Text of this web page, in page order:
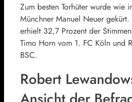
Zum besten Torhüter wurde wie
Münchner Manuel Neuer
erhielt 32,7 Prozent der
Timo Horn vom 1. FC Köln und
BSC.
Robert